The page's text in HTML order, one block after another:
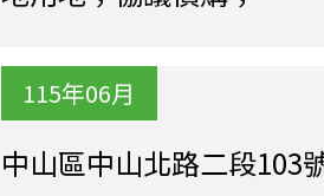
115年06月
中山區中山北路二段103